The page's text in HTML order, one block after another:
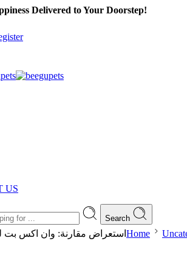
Delivered to Your Doorstep!
US
Search
استعراض مقارنة: وان اكس بت Home